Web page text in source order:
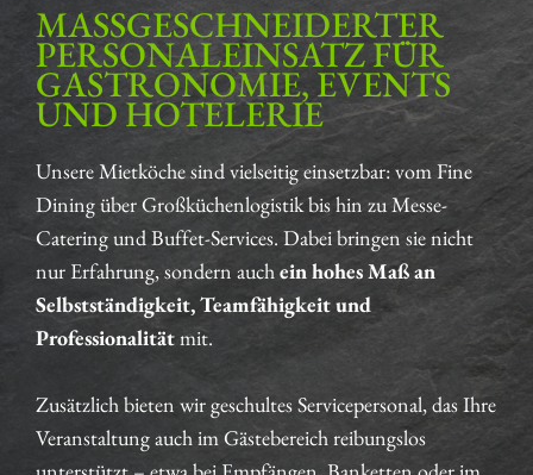
MASSGESCHNEIDERTER P
ERSONALEINSATZ FÜR G
ASTRONOMIE, EVENTS U
ND HOTELERIE
Unsere Mietköche sind vielseitig einsetzbar: vom Fine
Dining über Großküchenlogistik bis hin zu Messe-
Catering und Buffet-Services. Dabei bringen sie nicht
nur Erfahrung, sondern auchein hohes Maß an
Selbstständigkeit, Teamfähigkeit und
Professionalitätmit.
Zusätzlich bieten wir geschultes Servicepersonal, das Ihre
Veranstaltung auch im Gästebereich reibungslos